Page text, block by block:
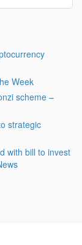
Week
scheme –
strategic
with bill to invest